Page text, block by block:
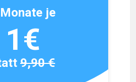
je
1€
9,90 €